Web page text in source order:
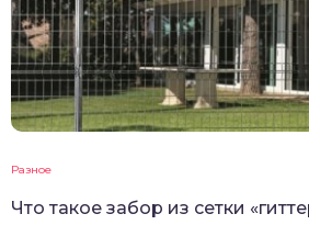
Разное
Что такое забор из сетки